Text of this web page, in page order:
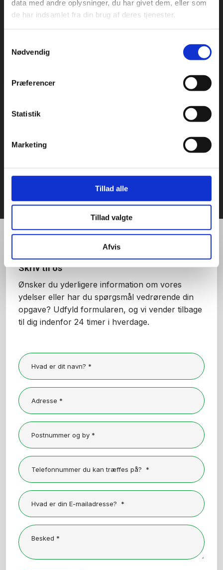
data med andre oplysninger, du har givet dem, eller som
de har indsamlet fra din brug af deres tjenester.
Nødvendig
Præferencer
Statistik
Marketing
Tillad alle
Tillad valgte
Afvis
Skriv til os
Ønsker du yderligere information om vores
ydelser eller har du spørgsmål vedrørende din
opgave? ​Udfyld formularen, og vi vender tilbage
til dig indenfor 24 timer i hverdage.